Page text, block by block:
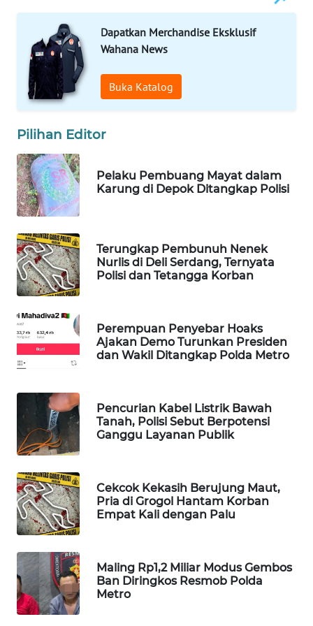
Dapatkan Merchandise Eksklusif
Wahana News
Buka Katalog
Pilihan Editor
Pelaku Pembuang Mayat dalam
Karung di Depok Ditangkap Polisi
Terungkap Pembunuh Nenek
Nurlis di Deli Serdang, Ternyata
Polisi dan Tetangga Korban
Perempuan Penyebar Hoaks
Ajakan Demo Turunkan Presiden
dan Wakil Ditangkap Polda Metro
Pencurian Kabel Listrik Bawah
Tanah, Polisi Sebut Berpotensi
Ganggu Layanan Publik
Cekcok Kekasih Berujung Maut,
Pria di Grogol Hantam Korban
Empat Kali dengan Palu
Maling Rp1,2 Miliar Modus Gembos
Ban Diringkos Resmob Polda
Metro
SPORT
WAHANA
UMKM
SELEB
WAHANA
PERSONA
OTOMOTIF
WAHANA
HEALTH
WAHANA
DESA
WISATA
LAPAK
WAHANA
Wahana
Network
KONSUMEN
LISTRIK
KELISTRIKAN
WALINKI
ID